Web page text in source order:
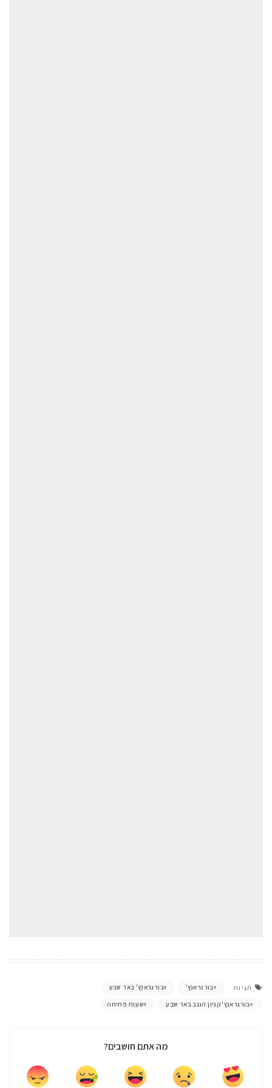
תגיות בורגראנץ'
בורגראנץ' באר שבע
בורגראנץ' קניון הנגב באר שבע
שעות פתיחה
מה אתם חושבים?